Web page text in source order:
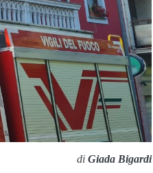
diGiada Bigardi